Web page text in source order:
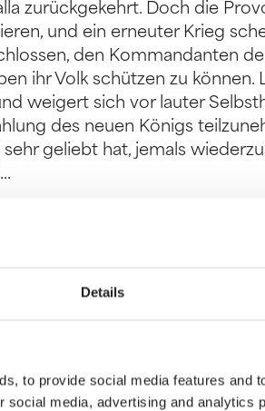
Details
to provide social media features and
social media, advertising and analytics
zurückgekehrt. Doch die
und ein erneuter Krieg
den Kommandanten
ihr Volk schützen zu
weigert sich vor lauter
des neuen Königs
sehr geliebt hat, jemals